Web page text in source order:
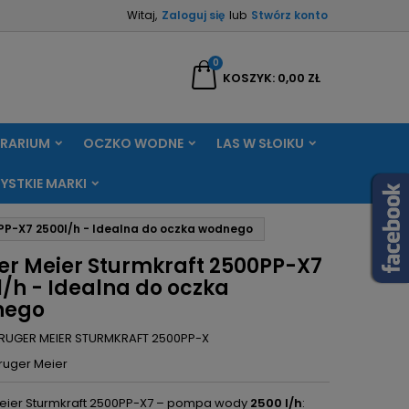
Witaj, Zaloguj się lub Stwórz konto
KOSZYK
0
0,00 ZŁ
OCZKO WODNE LAS W SŁOIKU
MARKI
X7 2500l/h - Idealna do oczka wodnego
Meier Sturmkraft 2500PP-X7
h - Idealna do oczka
MEIER STURMKRAFT 2500PP-X
Meier
Sturmkraft 2500PP-X7 – pompa wody 2500 l/h: